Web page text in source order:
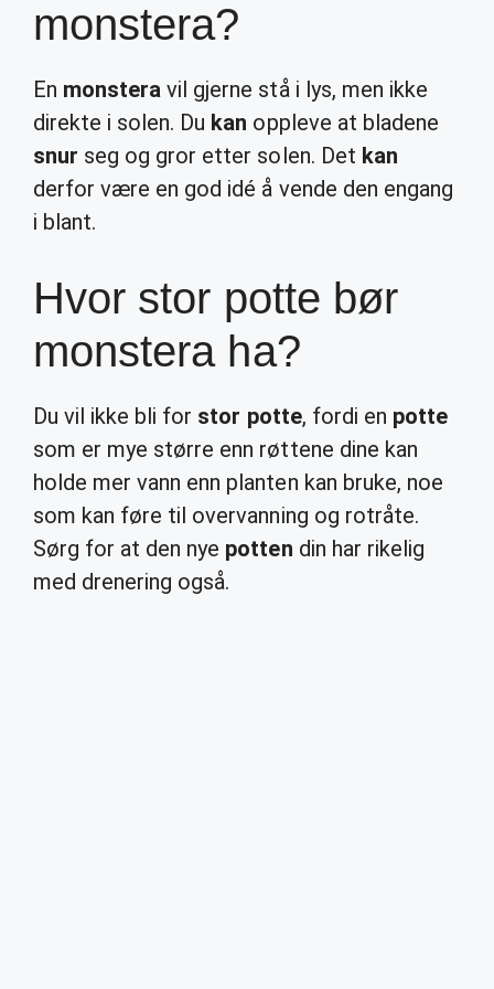
monstera?
En monstera vil gjerne stå i lys, men ikke
direkte i solen. Du kan oppleve at bladene
snur seg og gror etter solen. Det kan
derfor være en god idé å vende den engang
i blant.
Hvor stor potte bør
monstera ha?
Du vil ikke bli for stor potte, fordi en potte
som er mye større enn røttene dine kan
holde mer vann enn planten kan bruke, noe
som kan føre til overvanning og rotråte.
Sørg for at den nye potten din har rikelig
med drenering også.